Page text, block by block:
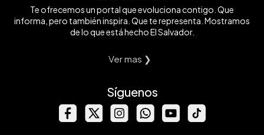
Te ofrecemos un portal que evoluciona contigo. Que
informa, pero también inspira. Que te representa. Mostramos
de lo que está hecho El Salvador.
Ver mas ❯
Síguenos